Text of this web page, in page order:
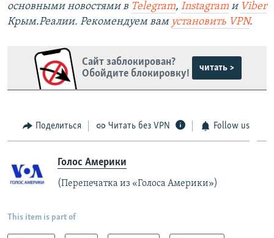
основными новостями в Telegram, Instagram и Viber
Крым.Реалии. Рекомендуем вам установить VPN.
Сайт заблокирован?
Обойдите блокировку!
читать >
Поделиться Читать без VPN Follow us
Голос Америки
(Перепечатка из «Голоса Америки»)
This item is part of